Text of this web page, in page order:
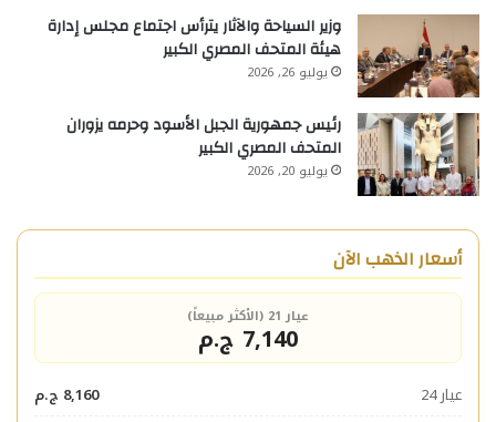
وزير السياحة والآثار يترأس اجتماع مجلس إدارة
هيئة المتحف المصري الكبير
يوليو 26, 2026
رئيس جمهورية الجبل الأسود وحرمه يزوران
المتحف المصري الكبير
يوليو 20, 2026
أسعار الذهب الآن
عيار 21 (الأكثر مبيعاً)
7,140 ج.م
عيار 24
8,160 ج.م